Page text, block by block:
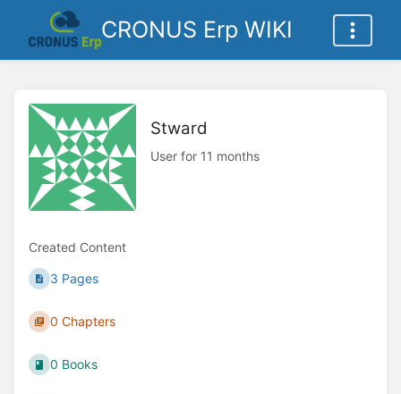
CRONUS Erp WIKI
Stward
User for 11 months
Created Content
3 Pages
0 Chapters
0 Books